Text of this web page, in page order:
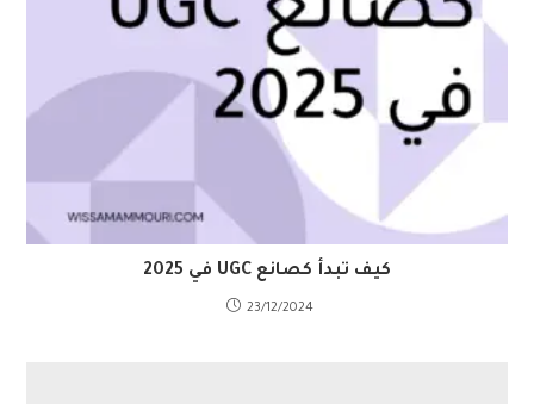
كيف تبدأ كصانع UGC في 2025
23/12/2024